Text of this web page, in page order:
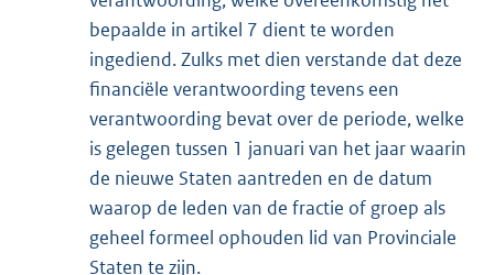
bepaalde in artikel 7 dient te worden
ingediend. Zulks met dien verstande dat deze
financiële verantwoording tevens een
verantwoording bevat over de periode, welke
is gelegen tussen 1 januari van het jaar waarin
de nieuwe Staten aantreden en de datum
waarop de leden van de fractie of groep als
geheel formeel ophouden lid van Provinciale
Staten te zijn.